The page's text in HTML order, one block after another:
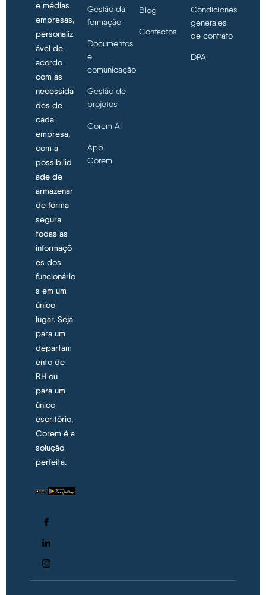
e médias
empresas,
personaliz
ável de
acordo
com as
necessida
des de
cada
empresa,
com a
possibilid
ade de
armazenar
de forma
segura
todas as
informaçõ
es dos
funcionário
s em um
único
lugar. Seja
para um
departam
ento de
RH ou
para um
único
escritório,
Corem é a
solução
perfeita.
Gestão da
formação
Documentos
e
comunicação
Gestão de
projetos
Corem AI
App
Corem
Blog
Contactos
Condiciones
generales
de contrato
DPA